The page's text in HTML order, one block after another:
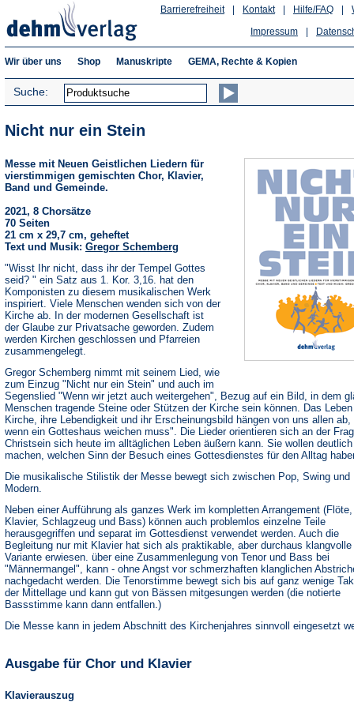
Hilfe/FAQ
Kontakt
Barrierefreiheit
Impressum
Wir über uns Shop Manuskripte GEMA, Rechte & Kopien
Suche:
Nicht nur ein Stein
Messe mit Neuen Geistlichen Liedern für
vierstimmigen gemischten Chor, Klavier,
Band und Gemeinde.
2021, 8 Chorsätze
70 Seiten
21 cm x 29,7 cm, geheftet
Text und Musik: Gregor Schemberg
"Wisst Ihr nicht, dass ihr der Tempel Gottes
seid? " ein Satz aus 1. Kor. 3,16. hat den
Komponisten zu diesem musikalischen Werk
inspiriert. Viele Menschen wenden sich von der
Kirche ab. In der modernen Gesellschaft ist
der Glaube zur Privatsache geworden. Zudem
werden Kirchen geschlossen und Pfarreien
zusammengelegt.
Gregor Schemberg nimmt mit seinem Lied, wie
zum Einzug "Nicht nur ein Stein" und auch im
Segenslied "Wenn wir jetzt auch weitergehen", Bezug auf ein Bild, in dem
Menschen tragende Steine oder Stützen der Kirche sein können. Das
Kirche, ihre Lebendigkeit und ihr Erscheinungsbild hängen von uns allen
wenn ein Gotteshaus weichen muss". Die Lieder orientieren sich an der
Christsein sich heute im alltäglichen Leben äußern kann. Sie wollen deutlich
machen, welchen Sinn der Besuch eines Gottesdienstes für den Alltag
Die musikalische Stilistik der Messe bewegt sich zwischen Pop, Swing und
Modern.
Neben einer Aufführung als ganzes Werk im kompletten Arrangement (Flöte,
Klavier, Schlagzeug und Bass) können auch problemlos einzelne Teile
herausgegriffen und separat im Gottesdienst verwendet werden. Auch die
Begleitung nur mit Klavier hat sich als praktikable, aber durchaus klangvolle
Variante erwiesen. über eine Zusammenlegung von Tenor und Bass bei
"Männermangel", kann - ohne Angst vor schmerzhaften klanglichen
nachgedacht werden. Die Tenorstimme bewegt sich bis auf ganz wenige
der Mittellage und kann gut von Bässen mitgesungen werden (die notierte
Bassstimme kann dann entfallen.)
Die Messe kann in jedem Abschnitt des Kirchenjahres sinnvoll eingesetzt
Ausgabe für Chor und Klavier
Klavierauszug